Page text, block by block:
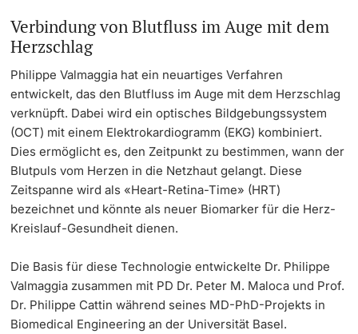
Verbindung von Blutfluss im Auge mit dem
Herzschlag
Philippe Valmaggia hat ein neuartiges Verfahren
entwickelt, das den Blutfluss im Auge mit dem Herzschlag
verknüpft. Dabei wird ein optisches Bildgebungssystem
(OCT) mit einem Elektrokardiogramm (EKG) kombiniert.
Dies ermöglicht es, den Zeitpunkt zu bestimmen, wann der
Blutpuls vom Herzen in die Netzhaut gelangt. Diese
Zeitspanne wird als «Heart-Retina-Time» (HRT)
bezeichnet und könnte als neuer Biomarker für die Herz-
Kreislauf-Gesundheit dienen.
Die Basis für diese Technologie entwickelte Dr. Philippe
Valmaggia zusammen mit PD Dr. Peter M. Maloca und Prof.
Dr. Philippe Cattin während seines MD-PhD-Projekts in
Biomedical Engineering an der Universität Basel.